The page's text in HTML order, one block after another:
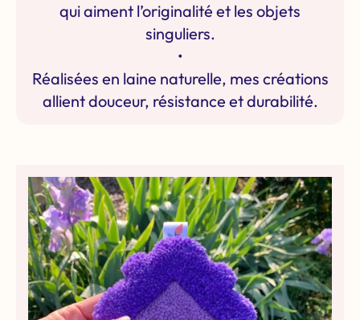
qui aiment l’originalité et les objets
singuliers.
•
Réalisées en laine naturelle, mes créations
allient douceur, résistance et durabilité.